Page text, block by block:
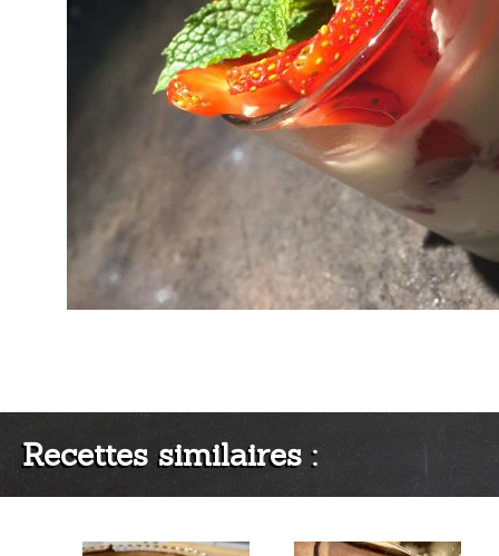
Recettes similaires :